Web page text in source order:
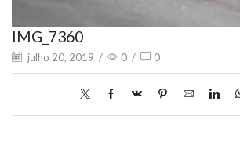
IMG_7360
julho 20, 2019 / 0 / 0